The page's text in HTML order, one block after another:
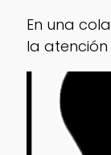
En una
la